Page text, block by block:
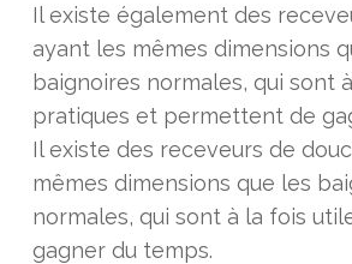
Il existe également des
ayant les mêmes dimensions
baignoires normales, qui sont
pratiques et permettent de
Il existe des receveurs de
mêmes dimensions que les
normales, qui sont à la fois
gagner du temps.